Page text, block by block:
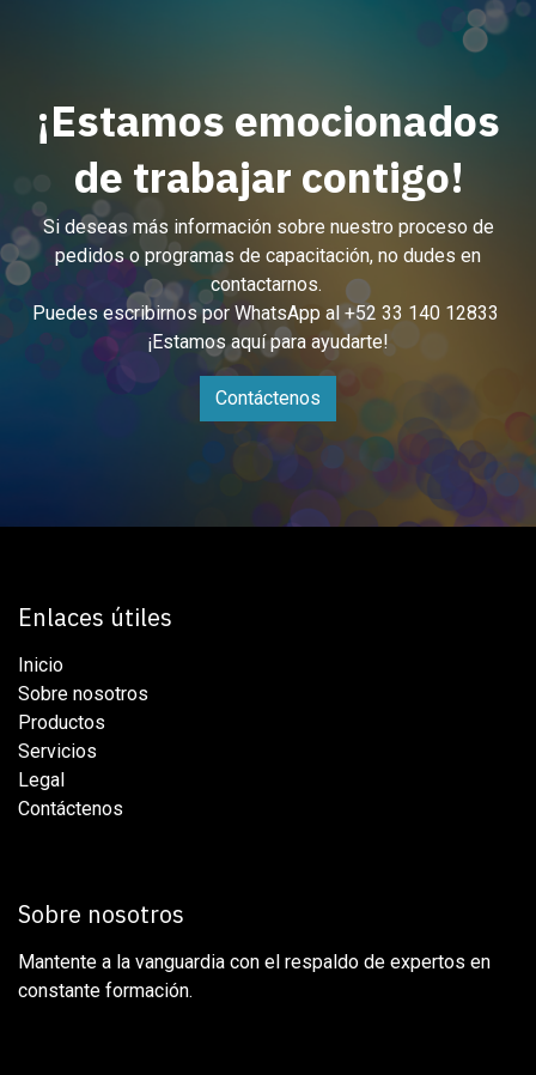
¡Estamos emocionados
de trabajar contigo!
Si deseas más información sobre nuestro proceso de
pedidos o programas de capacitación, no dudes en
contactarnos.
Puedes escribirnos por WhatsApp al +52 33 140 12833
¡Estamos aquí para ayudarte!
Contáctenos
Enlaces útiles
Inicio
Sobre nosotros
Productos
Servicios
Legal
Contáctenos
Sobre nosotros
Mantente a la vanguardia con el respaldo de expertos en
constante formación.